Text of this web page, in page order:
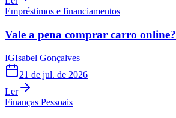
Empréstimos e financiamentos
Vale a pena comprar carro online?
IGIsabel Gonçalves
21 de jul. de 2026
Ler
Finanças Pessoais